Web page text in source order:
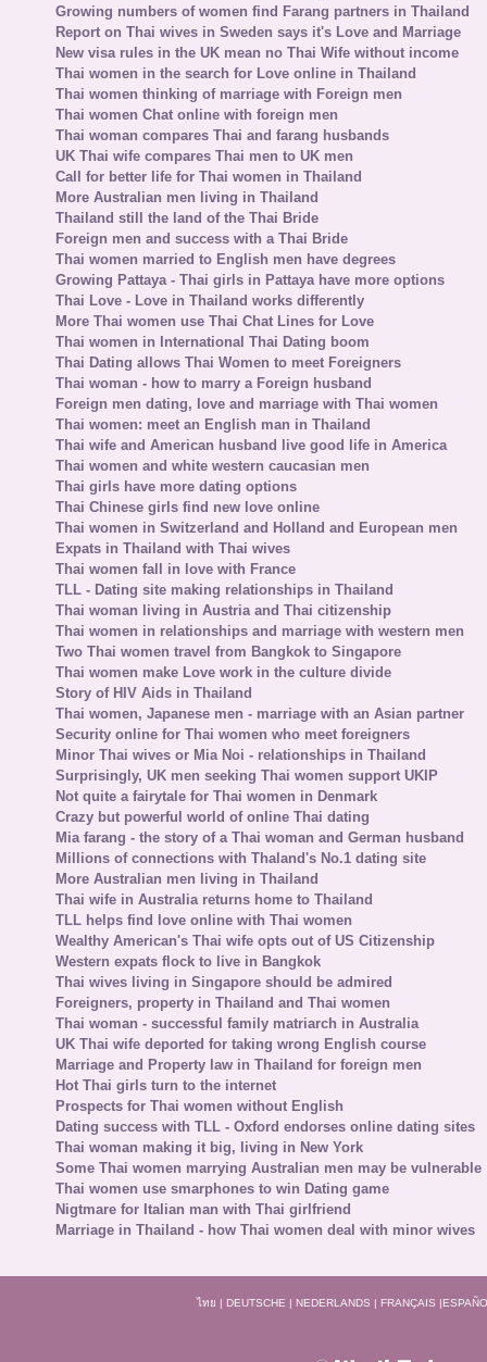
Growing numbers of women find Farang partners in Thailand
Report on Thai wives in Sweden says it's Love and Marriage
New visa rules in the UK mean no Thai Wife without income
Thai women in the search for Love online in Thailand
Thai women thinking of marriage with Foreign men
Thai women Chat online with foreign men
Thai woman compares Thai and farang husbands
UK Thai wife compares Thai men to UK men
Call for better life for Thai women in Thailand
More Australian men living in Thailand
Thailand still the land of the Thai Bride
Foreign men and success with a Thai Bride
Thai women married to English men have degrees
Growing Pattaya - Thai girls in Pattaya have more options
Thai Love - Love in Thailand works differently
More Thai women use Thai Chat Lines for Love
Thai women in International Thai Dating boom
Thai Dating allows Thai Women to meet Foreigners
Thai woman - how to marry a Foreign husband
Foreign men dating, love and marriage with Thai women
Thai women: meet an English man in Thailand
Thai wife and American husband live good life in America
Thai women and white western caucasian men
Thai girls have more dating options
Thai Chinese girls find new love online
Thai women in Switzerland and Holland and European men
Expats in Thailand with Thai wives
Thai women fall in love with France
TLL - Dating site making relationships in Thailand
Thai woman living in Austria and Thai citizenship
Thai women in relationships and marriage with western men
Two Thai women travel from Bangkok to Singapore
Thai women make Love work in the culture divide
Story of HIV Aids in Thailand
Thai women, Japanese men - marriage with an Asian partner
Security online for Thai women who meet foreigners
Minor Thai wives or Mia Noi - relationships in Thailand
Surprisingly, UK men seeking Thai women support UKIP
Not quite a fairytale for Thai women in Denmark
Crazy but powerful world of online Thai dating
Mia farang - the story of a Thai woman and German husband
Millions of connections with Thaland's No.1 dating site
More Australian men living in Thailand
Thai wife in Australia returns home to Thailand
TLL helps find love online with Thai women
Wealthy American's Thai wife opts out of US Citizenship
Western expats flock to live in Bangkok
Thai wives living in Singapore should be admired
Foreigners, property in Thailand and Thai women
Thai woman - successful family matriarch in Australia
UK Thai wife deported for taking wrong English course
Marriage and Property law in Thailand for foreign men
Hot Thai girls turn to the internet
Prospects for Thai women without English
Dating success with TLL - Oxford endorses online dating sites
Thai woman making it big, living in New York
Some Thai women marrying Australian men may be vulnerable
Thai women use smarphones to win Dating game
Nigtmare for Italian man with Thai girlfriend
Marriage in Thailand - how Thai women deal with minor wives
ไทย | DEUTSCHE | NEDERLANDS | FRANÇAIS |